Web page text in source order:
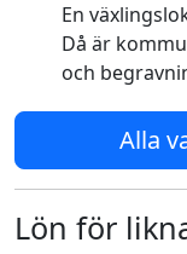
En
Då är
och
Alla
Lön för